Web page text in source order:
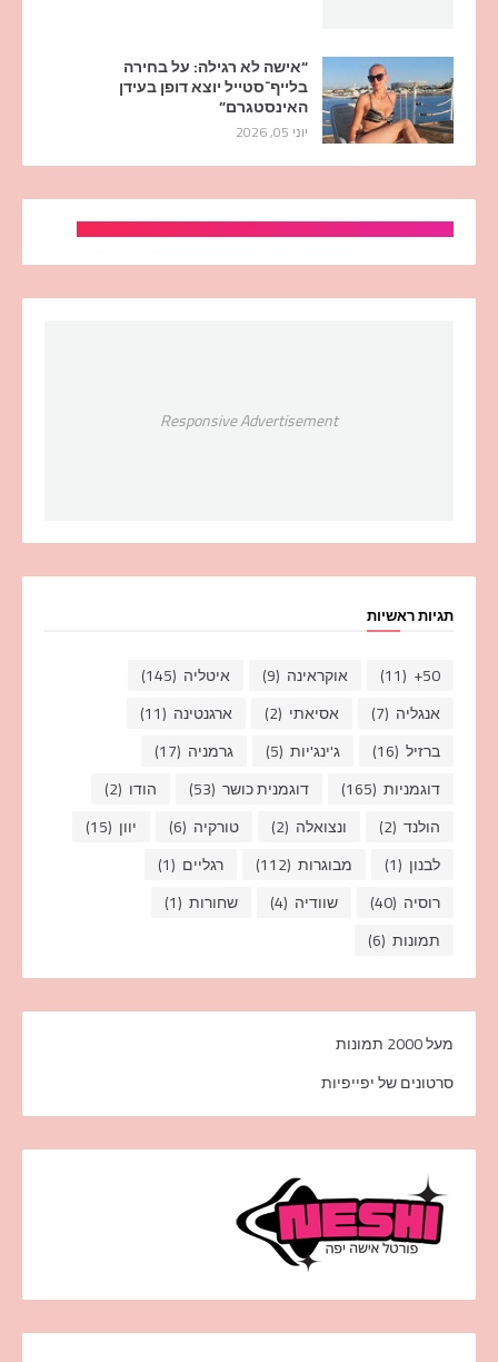
“אישה לא רגילה: על בחירה
בלייף־סטייל יוצא דופן בעידן
האינסטגרם”
יוני 05, 2026
Responsive Advertisement
תגיות ראשיות
50+
(11) אוקראינה (9) איטליה (145)
אנגליה (7) אסיאתי (2) ארגנטינה (11)
ברזיל (16) ג'ינג'יות (5) גרמניה (17)
דוגמניות (165) דוגמנית כושר (53) הודו (2)
הולנד (2) ונצואלה (2) טורקיה (6) יוון (15)
לבנון (1) מבוגרות (112) רגליים (1)
רוסיה (40) שוודיה (4) שחורות (1)
תמונות (6)
מעל 2000 תמונות
סרטונים של יפייפיות